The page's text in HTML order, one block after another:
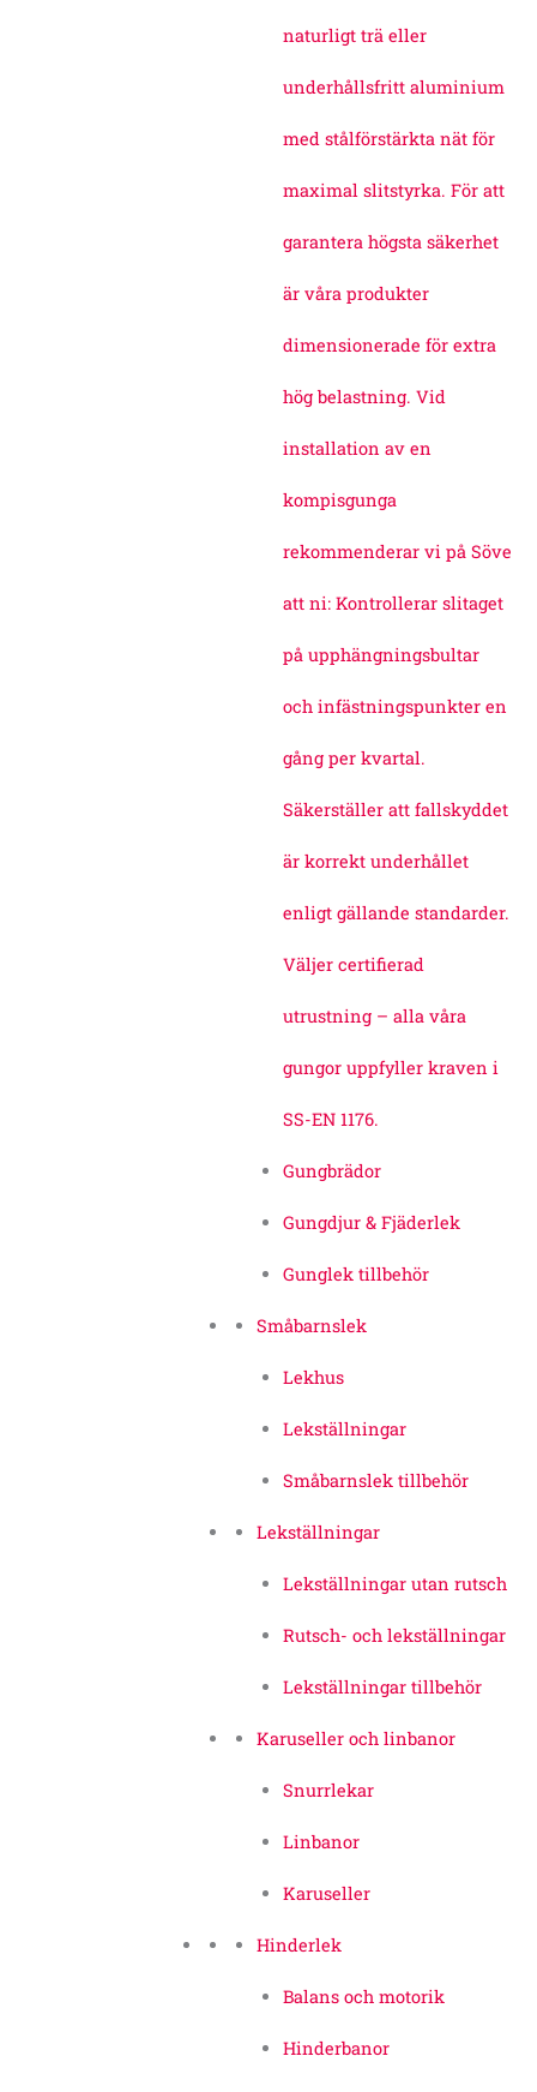
naturligt trä eller
underhållsfritt aluminium
med stålförstärkta nät för
maximal slitstyrka. För att
garantera högsta säkerhet
är våra produkter
dimensionerade för extra
hög belastning. Vid
installation av en
kompisgunga
rekommenderar vi på Söve
att ni: Kontrollerar slitaget
på upphängningsbultar
och infästningspunkter en
gång per kvartal.
Säkerställer att fallskyddet
är korrekt underhållet
enligt gällande standarder.
Väljer certifierad
utrustning – alla våra
gungor uppfyller kraven i
SS-EN 1176.
Gungbrädor
Gungdjur & Fjäderlek
Gunglek tillbehör
Småbarnslek
Lekhus
Lekställningar
Småbarnslek tillbehör
Lekställningar
Lekställningar utan rutsch
Rutsch- och lekställningar
Lekställningar tillbehör
Karuseller och linbanor
Snurrlekar
Linbanor
Karuseller
Hinderlek
Balans och motorik
Hinderbanor